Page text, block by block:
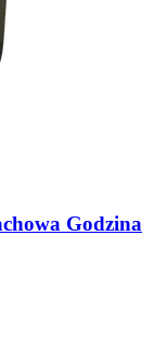
Godzina